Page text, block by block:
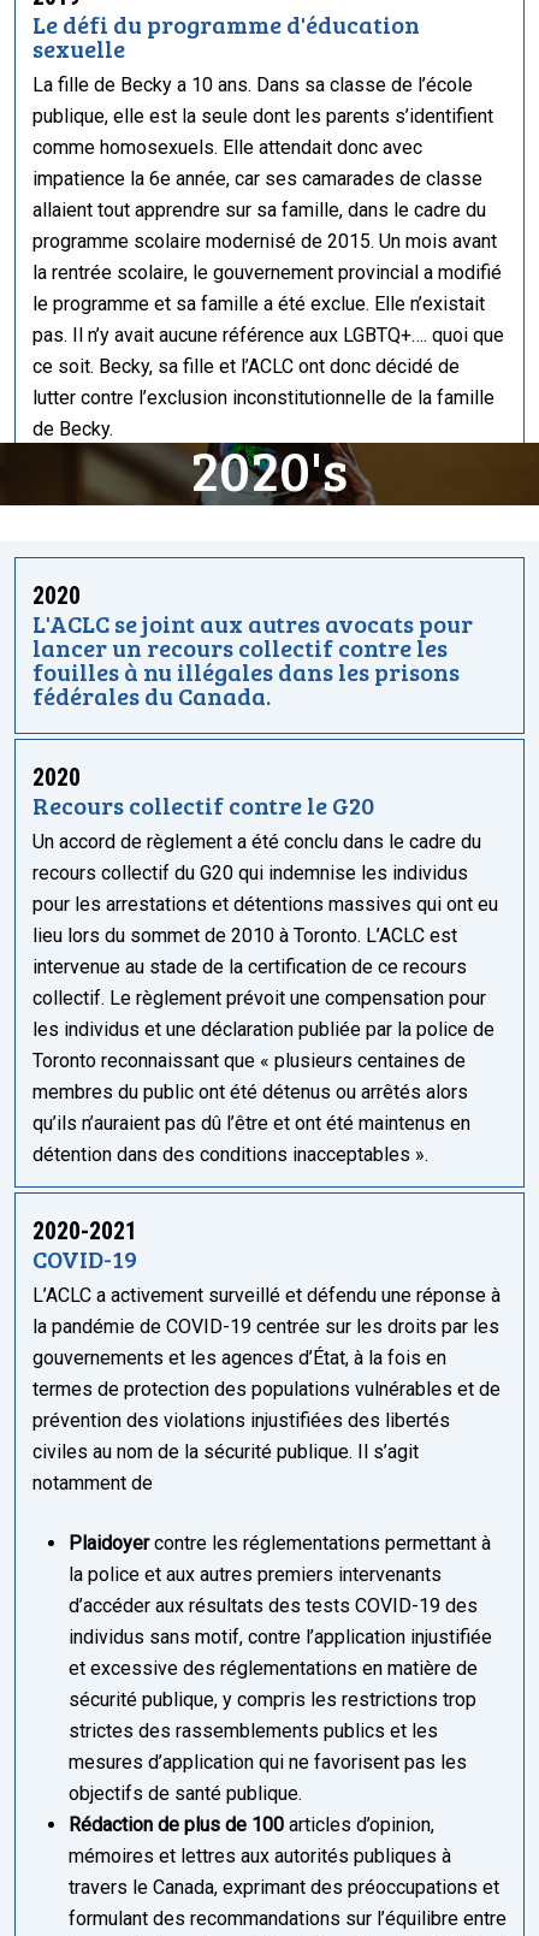
Le défi du programme d'éducation
sexuelle
La fille de Becky a 10 ans. Dans sa classe de l’école
publique, elle est la seule dont les parents s’identifient
comme homosexuels. Elle attendait donc avec
impatience la 6e année, car ses camarades de classe
allaient tout apprendre sur sa famille, dans le cadre du
programme scolaire modernisé de 2015. Un mois avant
la rentrée scolaire, le gouvernement provincial a modifié
le programme et sa famille a été exclue. Elle n’existait
pas. Il n’y avait aucune référence aux LGBTQ+…. quoi que
ce soit. Becky, sa fille et l’ACLC ont donc décidé de
lutter contre l’exclusion inconstitutionnelle de la famille
de Becky.
2020's
2020
L'ACLC se joint aux autres avocats pour
lancer un recours collectif contre les
fouilles à nu illégales dans les prisons
fédérales du Canada.
2020
Recours collectif contre le G20
Un accord de règlement a été conclu dans le cadre du
recours collectif du G20 qui indemnise les individus
pour les arrestations et détentions massives qui ont eu
lieu lors du sommet de 2010 à Toronto. L’ACLC est
intervenue au stade de la certification de ce recours
collectif. Le règlement prévoit une compensation pour
les individus et une déclaration publiée par la police de
Toronto reconnaissant que « plusieurs centaines de
membres du public ont été détenus ou arrêtés alors
qu’ils n’auraient pas dû l’être et ont été maintenus en
détention dans des conditions inacceptables ».
2020-2021
COVID-19
L’ACLC a activement surveillé et défendu une réponse à
la pandémie de COVID-19 centrée sur les droits par les
gouvernements et les agences d’État, à la fois en
termes de protection des populations vulnérables et de
prévention des violations injustifiées des libertés
civiles au nom de la sécurité publique. Il s’agit
notamment de
Plaidoyercontre les réglementations permettant à
la police et aux autres premiers intervenants
d’accéder aux résultats des tests COVID-19 des
individus sans motif, contre l’application injustifiée
et excessive des réglementations en matière de
sécurité publique, y compris les restrictions trop
strictes des rassemblements publics et les
mesures d’application qui ne favorisent pas les
objectifs de santé publique.
Rédaction de plus de 100articles d’opinion,
mémoires et lettres aux autorités publiques à
travers le Canada, exprimant des préoccupations et
formulant des recommandations sur l’équilibre entre